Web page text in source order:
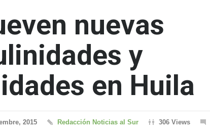
nuevas
y
en Huila
2015 Redacción Noticias al Sur 306 Views